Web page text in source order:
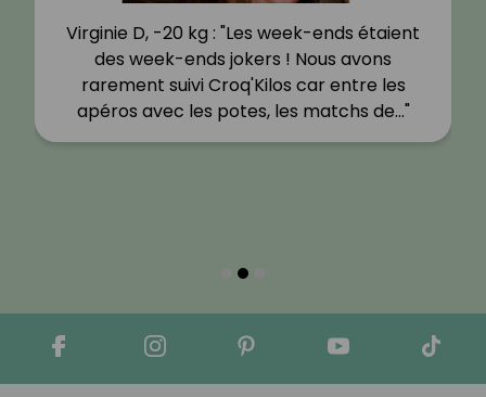
Virginie D, -20 kg : "Les week-ends étaient
des week-ends jokers ! Nous avons
rarement suivi Croq'Kilos car entre les
apéros avec les potes, les matchs de…"